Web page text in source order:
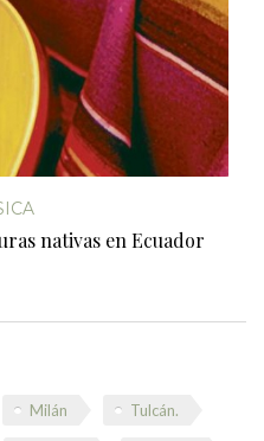
nativas en Ecuador
Milán Tulcán.